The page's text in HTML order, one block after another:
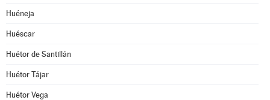
Huéneja
Huéscar
Huétor de Santillán
Huétor Tájar
Huétor Vega